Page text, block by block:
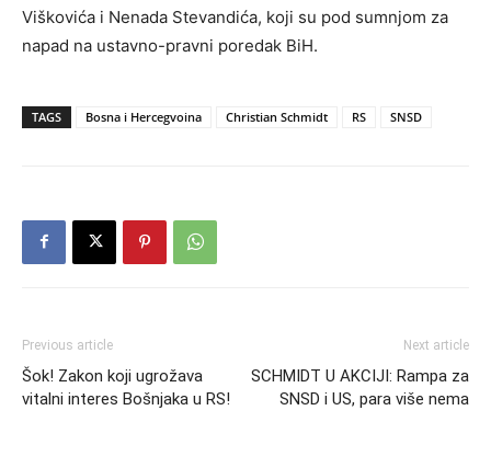
Viškovića i Nenada Stevandića, koji su pod sumnjom za
napad na ustavno-pravni poredak BiH.
TAGS Bosna i Hercegvoina Christian Schmidt RS SNSD
Previous article
Šok! Zakon koji ugrožava
vitalni interes Bošnjaka u RS!
Next article
SCHMIDT U AKCIJI: Rampa za
SNSD i US, para više nema